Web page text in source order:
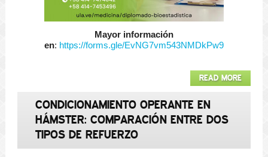
Mayor información
en: https://forms.gle/EvNG7vm543NMDkPw9
READ MORE
CONDICIONAMIENTO OPERANTE EN
HÁMSTER: COMPARACIÓN ENTRE DOS
TIPOS DE REFUERZO